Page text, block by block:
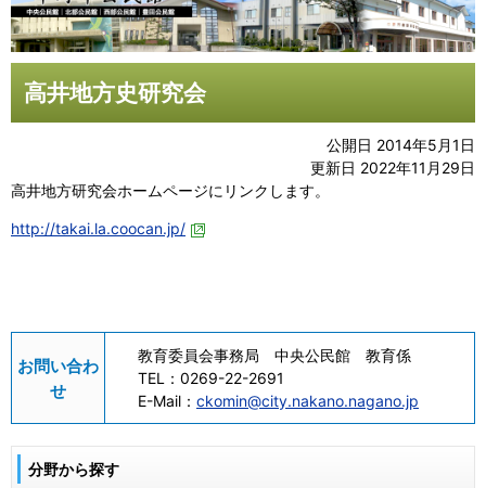
高井地方史研究会
公開日 2014年5月1日
更新日 2022年11月29日
高井地方研究会ホームページにリンクします。
http://takai.la.coocan.jp/
お問い合わ
せ
教育委員会事務局 中央公民館 教育係
TEL： 0269-22-2691
E-Mail： ckomin@city.nakano.nagano.jp
分野から探す